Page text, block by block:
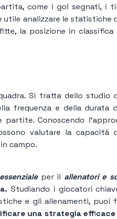
come i gol segnati, i
utile analizzare le statistiche
la posizione in classifica
Si tratta dello studio
frequenza e della durata
Conoscendo
valutare la capacità
campo.
per il allenatori e
Studiando i giocatori
e gli allenamenti, puoi
una strategia